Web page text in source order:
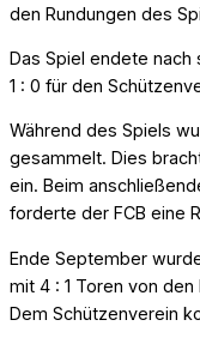
den Rundungen des
Das Spiel endete nach
1 : 0 für den
Während des Spiels
gesammelt. Dies
ein. Beim
forderte der FCB eine
Ende September
mit 4 : 1 Toren von
Dem Schützenverein